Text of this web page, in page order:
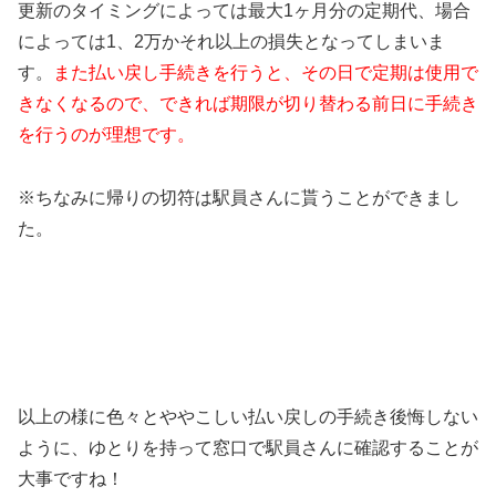
更新のタイミングによっては最大1ヶ月分の定期代、場合
によっては1、2万かそれ以上の損失となってしまいま
す。
また払い戻し手続きを行うと、その日で定期は使用で
きなくなるので、できれば期限が切り替わる前日に手続き
を行うのが理想です。
※ちなみに帰りの切符は駅員さんに貰うことができまし
た。
以上の様に色々とややこしい払い戻しの手続き後悔しない
ように、ゆとりを持って窓口で駅員さんに確認することが
大事ですね！